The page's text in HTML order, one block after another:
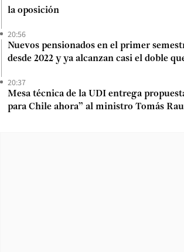
la oposición
20:56
Nuevos pensionados en el primer
desde 2022 y ya alcanzan casi el doble
20:37
Mesa técnica de la UDI entrega
para Chile ahora” al ministro Tomás Rau